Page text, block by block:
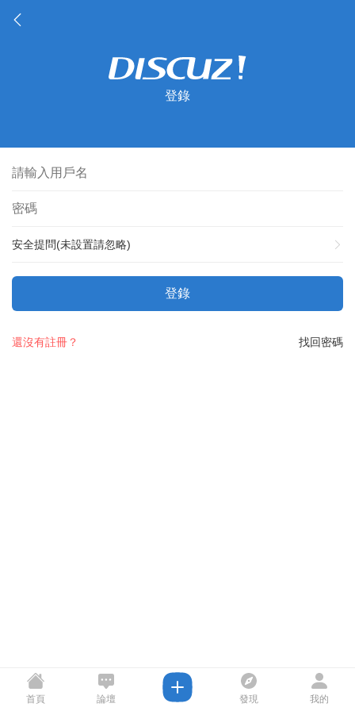
登錄
安全提問(未設置請忽略)
登錄
找回密碼
還沒有註冊？
首頁 論壇 發現 我的